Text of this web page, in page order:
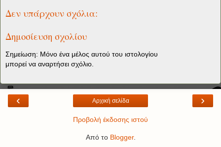
Δεν υπάρχουν σχόλια:
Δημοσίευση σχολίου
Σημείωση: Μόνο ένα μέλος αυτού του ιστολογίου
μπορεί να αναρτήσει σχόλιο.
‹ ›
Αρχική σελίδα
Προβολή έκδοσης ιστού
Από το Blogger.